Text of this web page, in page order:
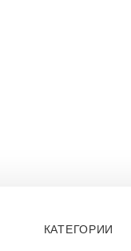
КАТЕГОРИИ